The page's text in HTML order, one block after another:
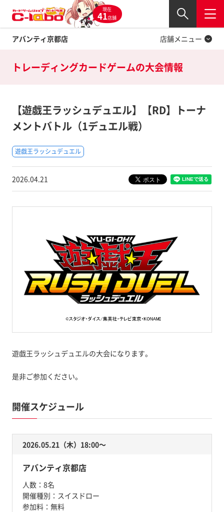
現在
41店舗
アバンティ京都店
閉じる
店舗メニュー
Twitter
トレーディングカードゲームの大会情報
【遊戯王ラッシュデュエル】【RD】トーナ
メントバトル（1デュエル戦）
遊戯王ラッシュデュエル
2026.04.21
遊戯王ラッシュデュエルの大会になります。
是非ご参加ください。
開催スケジュール
2026.05.21（木）18:00〜
アバンティ京都店
人数： 8名
開催種別： スイスドロー
参加料： 無料